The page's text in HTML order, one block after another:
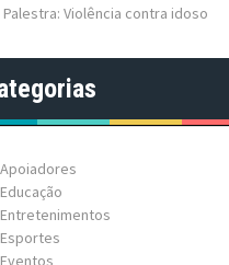
Palestra: Violência contra idoso
Apoiadores
Educação
Entretenimentos
Esportes
Eventos